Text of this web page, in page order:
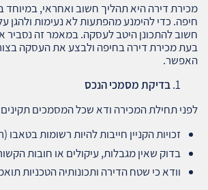
מכירת דירה היא תהליך חשוב ואחראי, במיוחד
חיפה. כדי להימנע מהפתעות לא נעימות ולהגן
חשוב להתכונן היטב לעסקה. במאמר זה נסביר
בעת מכירת דירה בחיפה ולבצע את העסקה
האפשר.
בדיקת מסמכי הנכס
לפני תחילת המכירה ודא שכל המסמכים
זכויות הקניין חייבות להיות רשומות בטאבו
בדוק שאין מגבלות, עיקולים או חובות
וודא כי שטח הדירה ותכונותיה הטכניות